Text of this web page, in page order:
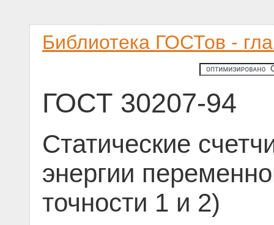
Библиотека ГОСТов -
ГОСТ 30207-94
Статические
энергии
точности 1 и 2)